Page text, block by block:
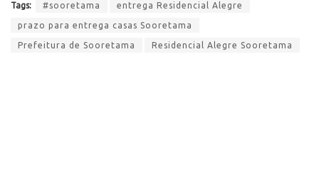
Tags: #sooretama entrega Residencial Alegre
prazo para entrega casas Sooretama
Prefeitura de Sooretama Residencial Alegre Sooretama